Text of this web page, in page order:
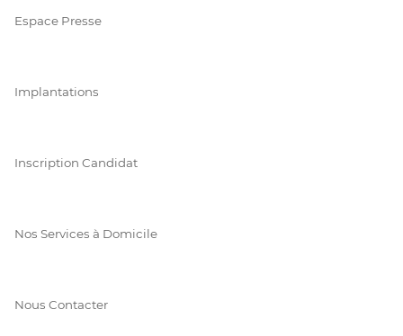
Espace Presse
Implantations
Inscription Candidat
Nos Services à Domicile
Nous Contacter